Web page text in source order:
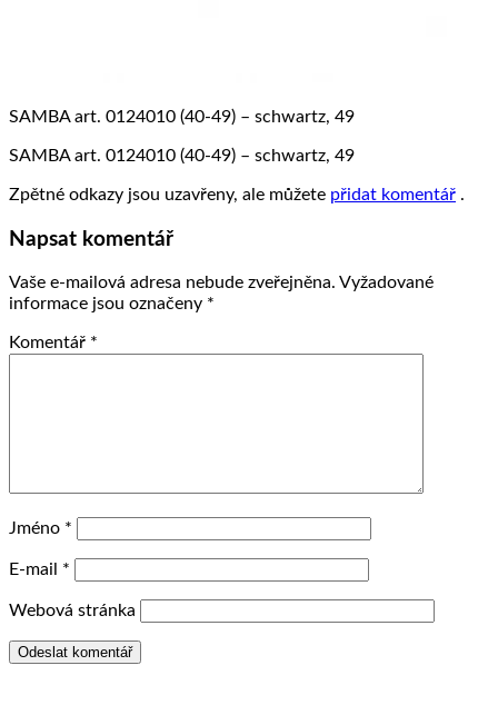
SAMBA art. 0124010 (40-49) – schwartz, 49
SAMBA art. 0124010 (40-49) – schwartz, 49
Zpětné odkazy jsou uzavřeny, ale můžete přidat komentář .
Napsat komentář
Vaše e-mailová adresa nebude zveřejněna. Vyžadované
informace jsou označeny *
Komentář *
Jméno *
E-mail *
Webová stránka